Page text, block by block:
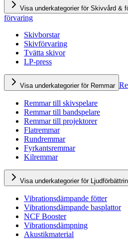
Visa underkategorier för Skivvård &
förvaring
Skivborstar
Skivförvaring
Tvätta skivor
LP-press
Visa underkategorier för Remmar
Remmar till skivspelare
Remmar till bandspelare
Remmar till projektorer
Flatremmar
Rundremmar
Fyrkantsremmar
Kilremmar
Visa underkategorier för
Vibrationsdämpande fötter
Vibrationsdämpande basplattor
NCF Booster
Vibrationsdämpning
Akustikmaterial